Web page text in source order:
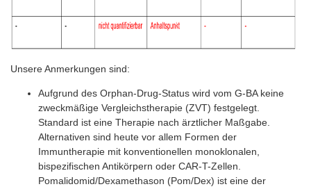
Unsere Anmerkungen sind:
Aufgrund des Orphan-Drug-Status wird vom G-BA keine
zweckmäßige Vergleichstherapie (ZVT) festgelegt.
Standard ist eine Therapie nach ärztlicher Maßgabe.
Alternativen sind heute vor allem Formen der
Immuntherapie mit konventionellen monoklonalen,
bispezifischen Antikörpern oder CAR-T-Zellen.
Pomalidomid/Dexamethason (Pom/Dex) ist eine der